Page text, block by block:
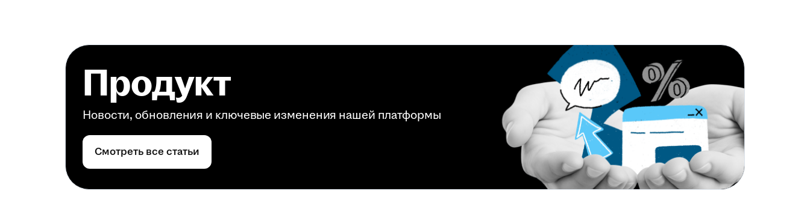
Продукт
Новости, обновления и ключевые изменения нашей платформы
Смотреть все статьи